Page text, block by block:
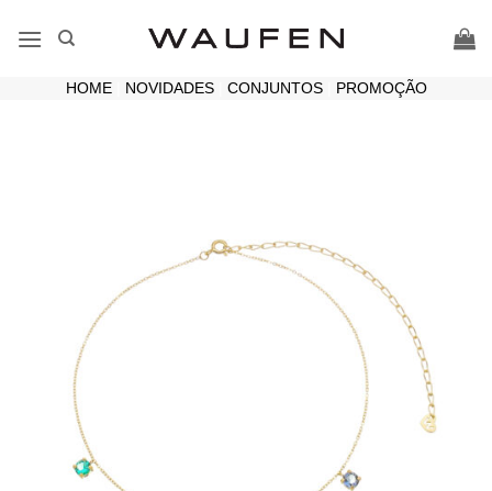
HOME| NOVIDADES| CONJUNTOS| PROMOÇÃO